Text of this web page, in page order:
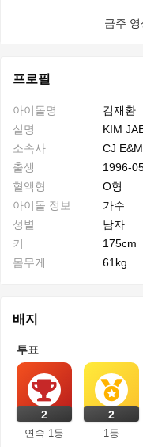
금주
프로필
아이돌명
김재환
실명
KIM
소속사
CJ E&M
출생
1996-
혈액형
O형
아이돌 정보
가수
성별
남자
키
175cm
몸무게
61kg
배지
투표
2
연속 1등
2
1등